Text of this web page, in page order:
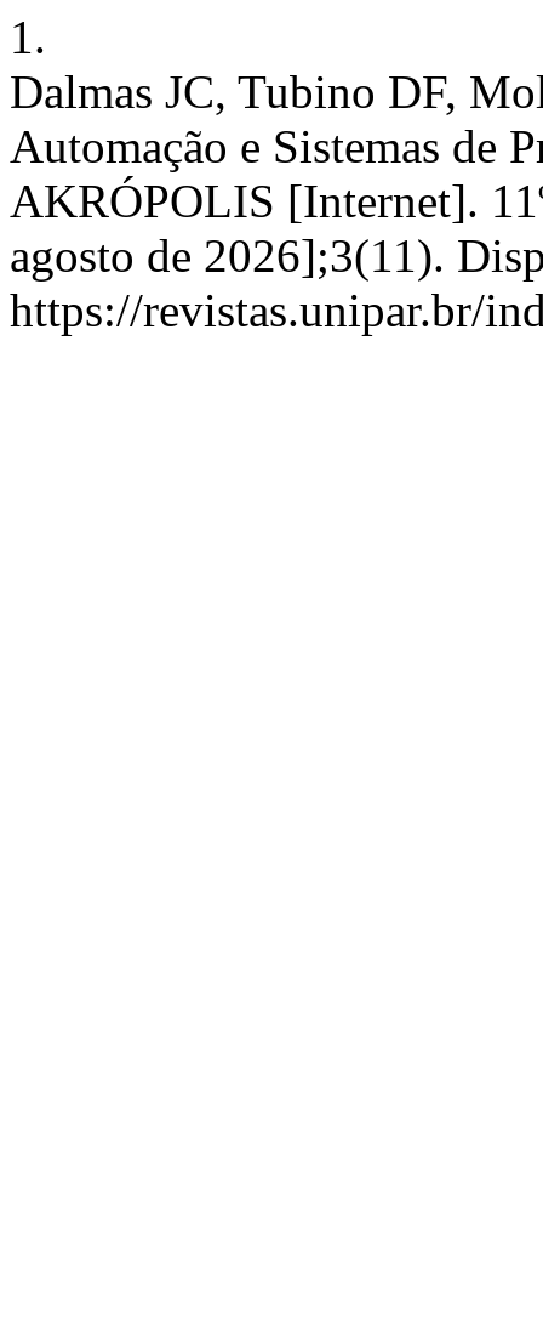
1.
Dalmas JC, Tubino DF,
Automação e Sistemas de
AKRÓPOLIS [Internet].
agosto de 2026];3(11).
https://revistas.unipar.br/